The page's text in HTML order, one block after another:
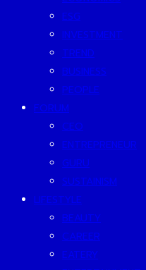
ESG
INVESTMENT
TREND
BUSINESS
PEOPLE
FORUM
CEO
ENTREPRENEUR
GURU
SUSTAINISM
LIFESTYLE
BEAUTY
CAREER
EATERY